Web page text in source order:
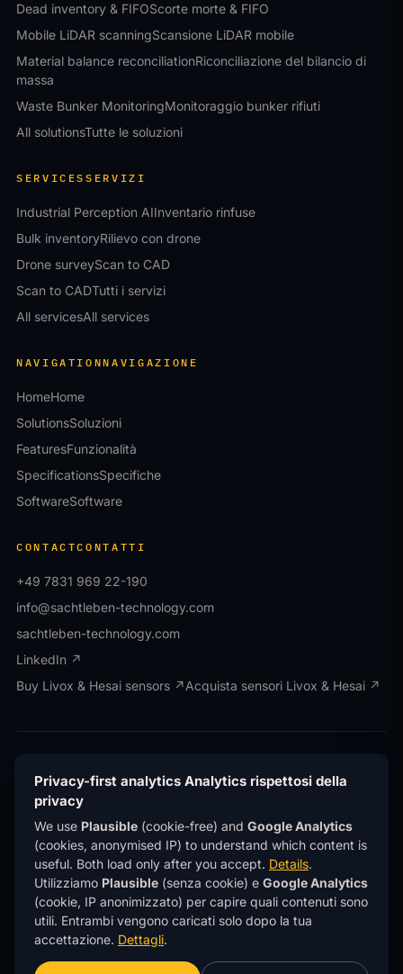
Dead inventory & FIFOScorte morte & FIFO
Mobile LiDAR scanningScansione LiDAR mobile
Material balance reconciliationRiconciliazione del bilancio di
massa
Waste Bunker MonitoringMonitoraggio bunker rifiuti
All solutionsTutte le soluzioni
SERVICESSERVIZI
Industrial Perception AIInventario rinfuse
Bulk inventoryRilievo con drone
Drone surveyScan to CAD
Scan to CADTutti i servizi
All servicesAll services
NAVIGATIONNAVIGAZIONE
HomeHome
SolutionsSoluzioni
FeaturesFunzionalità
SpecificationsSpecifiche
SoftwareSoftware
CONTACTCONTATTI
+49 7831 969 22-190
info@sachtleben-technology.com
sachtleben-technology.com
LinkedIn ↗
Buy Livox & Hesai sensors ↗Acquista sensori Livox & Hesai ↗
GmbH · All rights reserved.© OWL EYE® · Gestito da
Sachtleben Technology GmbH · Tutti i diritti
riservati.
PrivacyPrivacyImprintNote legali
OWL EYE®is a registered trademark of Sachtleben
Technology GmbH. OWL EYE® è un marchio registrato
di Sachtleben Technology GmbH.
This site uses privacy-first analytics(Plausible)
— no cookies, no personal data, no tracking across
sites.Learn more.
privacy
(Plausible) — niente cookie, niente dati
Privacy-first analytics Analytics rispettosi della
privacy
We use Plausible (cookie-free) and Google Analytics
(cookies, anonymised IP) to understand which content is
useful. Both load only after you accept. Details.
Utilizziamo Plausible (senza cookie) e Google Analytics
(cookie, IP anonimizzato) per capire quali contenuti sono
utili. Entrambi vengono caricati solo dopo la tua
accettazione. Dettagli.